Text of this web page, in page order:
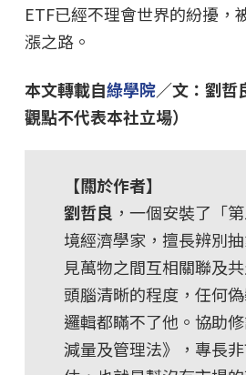
ETF已經不理會世界的紛擾，
漲之路。
本文轉載自綠學院／文：劉哲
觀點不代表本社立場）
【關於作者】
劉哲良 ，一個安裝了「
境經濟學家，擅長辨別
見萬物之間互相關聯及
頭腦清晰的程度，任何
邏輯都瞞不了他。協助
減量及管理法》，專長